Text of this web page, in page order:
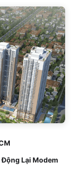
Lại Modem